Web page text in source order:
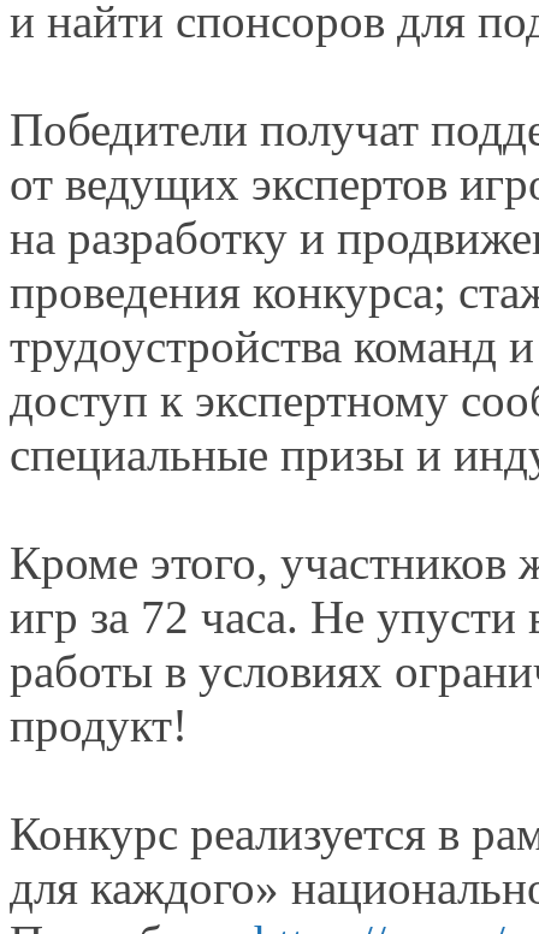
и найти спонсоров для
Победители получат
от ведущих экспертов
на разработку и
проведения конкурса;
трудоустройства команд
доступ к экспертному
специальные призы и
Кроме этого,
игр за 72 часа. Не упусти
работы в условиях
продукт!
Конкурс реализуется в
для каждого»